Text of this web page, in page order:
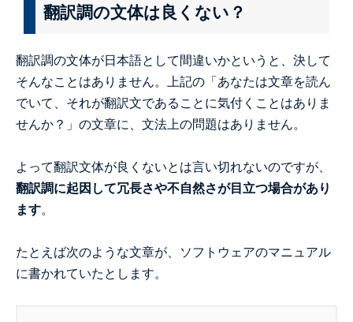
翻訳調の文体は良くない？
翻訳調の文体が日本語として間違いかというと、決して
そんなことはありません。上記の「あなたは文章を読ん
でいて、それが翻訳文であることに気付くことはありま
せんか？」の文章に、文法上の問題はありません。
よって翻訳文体が良くないとは言い切れないのですが、
翻訳調に起因して冗長さや不自然さが目立つ場合があり
ます。
たとえば次のような文章が、ソフトウェアのマニュアル
に書かれていたとします。